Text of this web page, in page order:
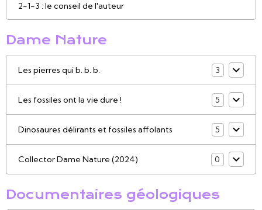
2-1-3 : le conseil de l'auteur
Dame Nature
Les pierres qui b. b. b. 3
Les fossiles ont la vie dure ! 5
Dinosaures délirants et fossiles affolants 5
Collector Dame Nature (2024) 0
Documentaires géologiques